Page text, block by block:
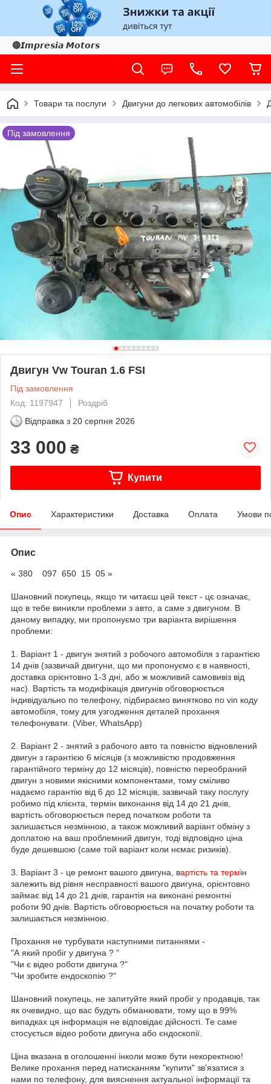
🔴𝙄𝙢𝙥𝙧𝙚𝙨𝙞𝙖 𝙈𝙤𝙩𝙤𝙧𝙨
Товари та послуги Двигуни до легкових автомобілів
Під замовлення
Двигун Vw Touran 1.6 FSI
Під замовлення
Код: 1197947
Роздріб
Відправка з 20 серпня 2026
33 000 ₴
Купити
Опис Характеристики Доставка Оплата Умови
Опис
« 380 097 650 15 05 »
Шановний покупець, якщо ти читаєш цей текст - цє означає,
що в тебе виникли проблеми з авто, а саме з двигуном. В
даному випадку, ми пропонуємо три варіанта вирішення
проблеми:
1. Варіант 1 - двигун знятий з робочого автомобіля з гарантією
14 днів (зазвичай двигуни, що ми пропонуємо є в наявності,
доставка орієнтовно 1-3 дні, або ж можливий самовивіз від
нас). Вартість та модифікація двигунів обговорюється
індивідуально по телефону, підбираємо винятково по vin коду
автомобіля, тому для узгодження деталей прохання
телефонувати. (Viber, WhatsApp)
2. Варіант 2 - знятий з рабочого авто та повністю відновлений
двигун з гарантією 6 місяців (з можливістю продовження
гарантійного терміну до 12 місяців), повністю переобраний
двигун з новими якісними компонентами, тому сміливо
надаємо гарантію від 6 до 12 місяців, зазвичай таку послугу
робимо під клієнта, термін виконання від 14 до 21 днів,
вартість обговорюється перед початком роботи та
залишається незмінною, а також можливий варіант обміну з
доплатою на ваш проблемний двигун, тоді відповідно ціна
буде дешевшою (саме той варіант коли нємає ризиків).
3. Варіант 3 - це ремонт вашого двигуна, вартість та термін
залежить від рівня несправності вашого двигуна, орієнтовно
займає від 14 до 21 днів, гарантія на виконані ремонтні
роботи 90 днів. Вартість обговорюється на початку роботи та
залишається незмінною.
Прохання не турбувати наступними питаннями -
"А який пробіг у двигуна ? "
"Чи є відео роботи двигуна ?"
"Чи зробите ендоскопію ?"
Шановний покупець, не запитуйте який пробіг у продавців, так
як очевидно, що вас будуть обманювати, тому що в 99%
випадках ця інформація не відповідає дійсності. Те саме
стосується відео роботи двигуна або єндоскопії.
Ціна вказана в оголошенні інколи може бути некоректною!
Велике прохання перед натисканням "купити" зв'язатися з
нами по телефону, для вияснення актуальної інформації та